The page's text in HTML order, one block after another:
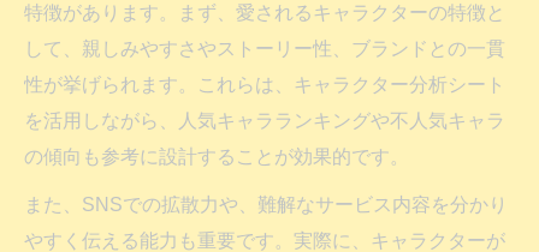
特徴があります。まず、愛されるキャラクターの特徴と
して、親しみやすさやストーリー性、ブランドとの一貫
性が挙げられます。これらは、キャラクター分析シート
を活用しながら、人気キャラランキングや不人気キャラ
の傾向も参考に設計することが効果的です。
また、SNSでの拡散力や、難解なサービス内容を分かり
やすく伝える能力も重要です。実際に、キャラクターが